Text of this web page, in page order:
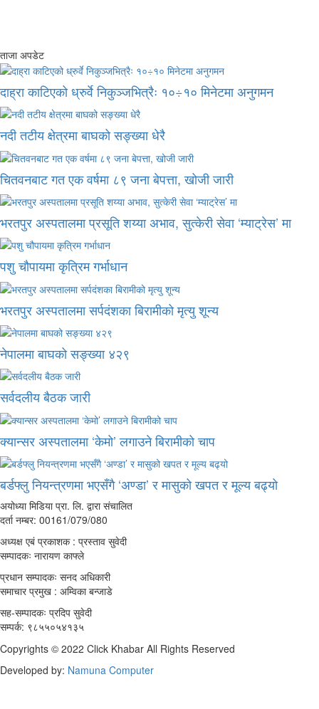
ताजा अपडेट
दाह्रा काटिएको ध्रुर्वे निकुञ्जभित्रैः १०÷१० मिनेटमा अनुगमन
नदी तटीय क्षेत्रमा बाघको सङ्ख्या धेरै
चितवनबाट गत एक वर्षमा ८९ जना बेपत्ता, खोजी जारी
भरतपुर अस्पतालमा प्रसूति शय्या अभाव, सुत्केरी सेवा ‘म्याट्रेस’ मा
पशु चौपायमा कृत्रिम गर्भाधान
भरतपुर अस्पतालमा सर्पदंशका बिरामीको मृत्यु शून्य
नेपालमा बाघको सङ्ख्या ४२९
सर्वदलीय बैठक जारी
क्यान्सर अस्पतालमा ‘केमो’ लगाउने बिरामीको चाप
बर्डफ्लु नियन्त्रणमा भएसँगै ‘अण्डा’ र मासुको खपत र मूल्य बढ्यो
अयोध्या मिडिया प्रा. लि. द्वारा संचालित
दर्ता नम्बर: 00161/079/080
अध्यक्ष एबं प्रकाशक : प्रस्ताव सुवेदी
सम्पादकः नारायण काफ्ले
प्रधान सम्पादकः सनद अधिकारी
समाचार प्रमुख : अम्विका बन्जाडे
सह-सम्पादकः प्रदिप सुवेदी
सम्पर्क: ९८५५०५४१३५
Copyrights © 2022 Click Khabar All Rights Reserved
Developed by: Namuna Computer